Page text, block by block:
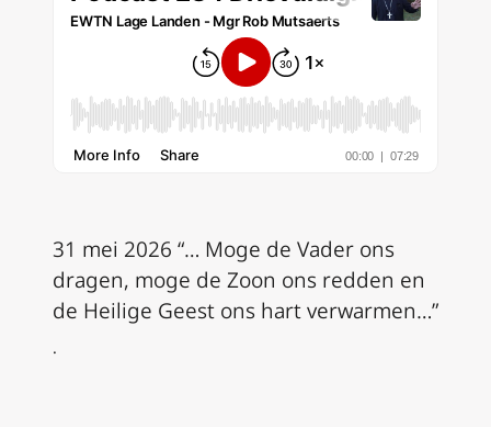
31 mei 2026 “… Moge de Vader ons
dragen, moge de Zoon ons redden en
de Heilige Geest ons hart verwarmen…”
.